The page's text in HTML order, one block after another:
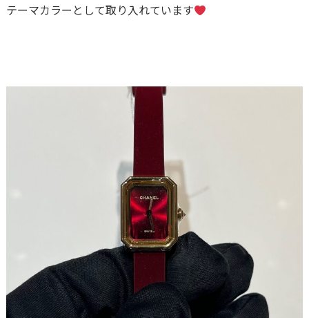
テーマカラーとして取り入れています